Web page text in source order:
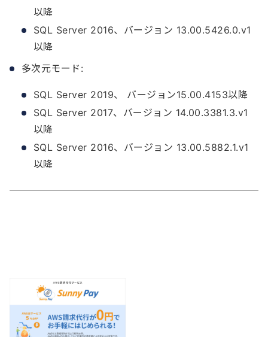
以降
SQL Server 2016、バージョン 13.00.5426.0.v1
以降
多次元モード:
SQL Server 2019、 バージョン15.00.4153以降
SQL Server 2017、バージョン 14.00.3381.3.v1
以降
SQL Server 2016、バージョン 13.00.5882.1.v1
以降